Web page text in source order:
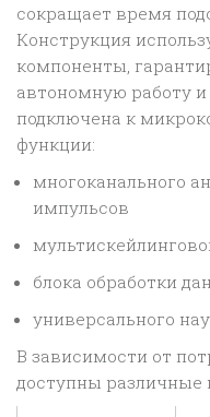
сокращает время
Конструкция
компоненты,
автономную работу и
подключена к
функции:
многоканального
импульсов
блока обработки
универсального
В зависимости от
доступны различные